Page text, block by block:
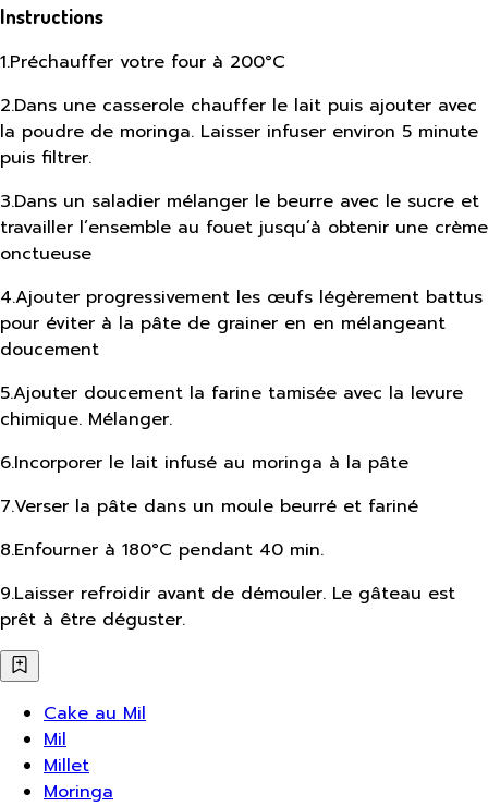
Instructions
1.Préchauffer votre four à 200°C
2.Dans une casserole chauffer le lait puis ajouter avec
la poudre de moringa. Laisser infuser environ 5 minute
puis filtrer.
3.Dans un saladier mélanger le beurre avec le sucre et
travailler l’ensemble au fouet jusqu’à obtenir une crème
onctueuse
4.Ajouter progressivement les œufs légèrement battus
pour éviter à la pâte de grainer en en mélangeant
doucement
5.Ajouter doucement la farine tamisée avec la levure
chimique. Mélanger.
6.Incorporer le lait infusé au moringa à la pâte
7.Verser la pâte dans un moule beurré et fariné
8.Enfourner à 180°C pendant 40 min.
9.Laisser refroidir avant de démouler. Le gâteau est
prêt à être déguster.
Cake au Mil
Mil
Millet
Moringa